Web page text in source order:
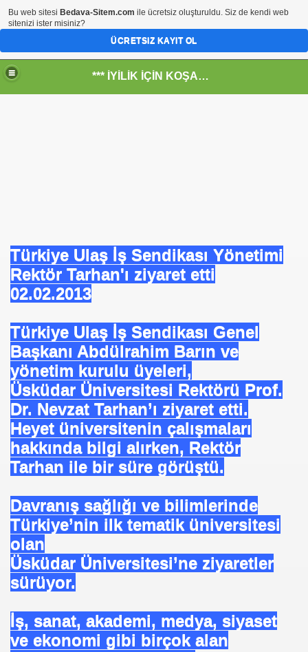
*** İYİLİK İÇİN KOŞANLARIN YERİ***
Türkiye Ulaş İş Sendikası Yönetimi
Rektör Tarhan'ı ziyaret etti
02.02.2013
Türkiye Ulaş İş Sendikası Genel
Başkanı Abdülrahim Barın ve
yönetim kurulu üyeleri,
Üsküdar Üniversitesi Rektörü Prof.
Dr. Nevzat Tarhan’ı ziyaret etti.
Heyet üniversitenin çalışmaları
hakkında bilgi alırken, Rektör
Tarhan ile bir süre görüştü.
Davranış sağlığı ve bilimlerinde
Türkiye’nin ilk tematik üniversitesi
olan
Üsküdar Üniversitesi’ne ziyaretler
sürüyor.
İş, sanat, akademi, medya, siyaset
ve ekonomi gibi birçok alan
-Engellenen Mühendis !!!
Halal Food
AS-DER.
TARİHİ MÜZESİ
Bu web sitesi Bedava-Sitem.com ile ücretsiz oluşturuldu. Siz de kendi web
sitenizi ister misiniz?
ÜCRETSIZ KAYIT OL